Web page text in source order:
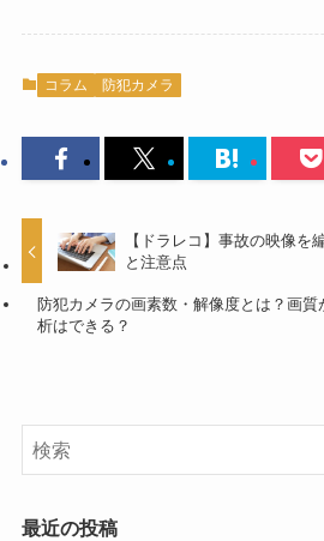
コラム 防犯カメラ
【ドラレコ】事故の映像を
と注意点
防犯カメラの画素数・解像度とは？画質
析はできる？
最近の投稿